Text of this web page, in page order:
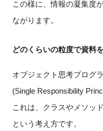
この様に、情報の凝集度
ながります。
どのくらいの粒度で資料
オブジェクト思考プログ
(Single Responsibility
これは、クラスやメソッ
という考え方です。